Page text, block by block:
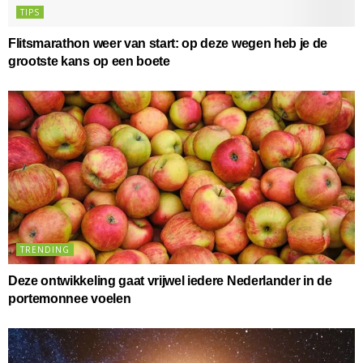
TIPS
Flitsmarathon weer van start: op deze wegen heb je de
grootste kans op een boete
TRENDING
Deze ontwikkeling gaat vrijwel iedere Nederlander in de
portemonnee voelen